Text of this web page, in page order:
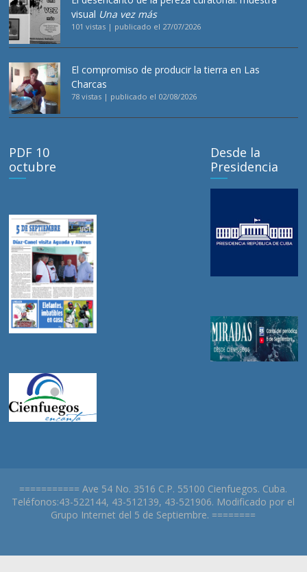
visual Una vez más
101 vistas | publicado el 27/07/2026
El compromiso de producir la tierra en Las
Charcas
78 vistas | publicado el 02/08/2026
PDF 10
octubre
Desde la
Presidencia
=========== Ave 54 No. 3516 C.P. 55100 Cienfuegos. Cuba.
Teléfonos:43-522144, 43-512139, 43-521906. Modificado por el
Grupo Internet del 5 de Septiembre. ========